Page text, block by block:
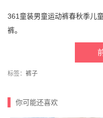
361童装男童运动裤春秋季儿
裤。
标签： 裤子
你可能还喜欢